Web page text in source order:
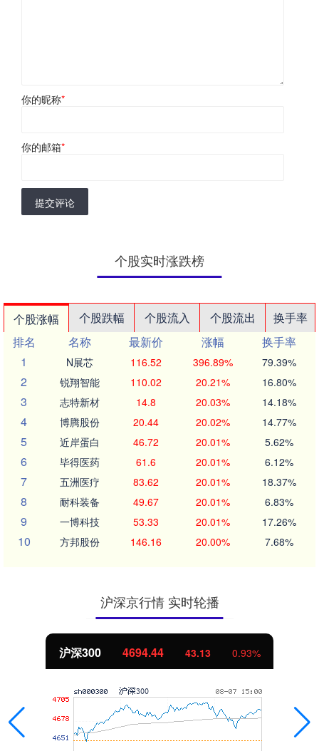
你的昵称*
你的邮箱*
提交评论
个股实时涨跌榜
个股涨幅 个股跌幅 个股流入 个股流出
换手率
排名
名称 最新价 涨幅
换手率
1
N展芯 116.52 396.89% 79.39%
2 锐翔智能 110.02 20.21% 16.80%
3 志特新材 14.8 20.03% 14.18%
4 博腾股份 20.44 20.02% 14.77%
5 近岸蛋白 46.72 20.01% 5.62%
6 毕得医药 61.6 20.01% 6.12%
7 五洲医疗 83.62 20.01% 18.37%
8 耐科装备 49.67 20.01% 6.83%
9 一博科技 53.33 20.01% 17.26%
10 方邦股份 146.16 20.00% 7.68%
沪深京行情 实时轮播
沪深300 4694.44 43.13 0.93%